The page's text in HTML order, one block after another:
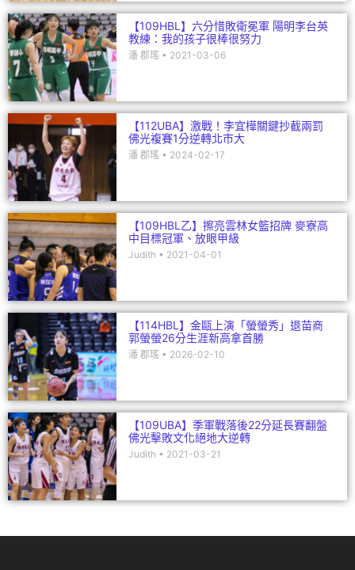
【109HBL】六分惜敗衛冕軍 陽明李台英
教練：我的孩子很棒很努力
潘 郡瑤 2021-03-06
【112UBA】激戰！李宜樺關鍵抄截兩罰
佛光複賽1分逆轉北市大
潘 郡瑤 2024-02-17
【109HBL乙】擦亮雲林女籃招牌 麥寮高
中目標冠軍、放眼甲級
Judith 2021-04-01
【114HBL】金甌上演「螢螢秀」退苗商
郭螢螢26分生涯新高拿首勝
潘 郡瑤 2026-02-10
【109UBA】季軍戰落後22分延長賽翻盤
佛光擊敗文化絕地大逆轉
Judith 2021-03-21